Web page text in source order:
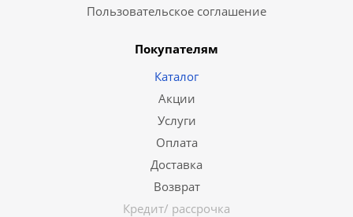
Пользовательское соглашение
Покупателям
Каталог
Акции
Услуги
Оплата
Доставка
Возврат
Кредит/ рассрочка